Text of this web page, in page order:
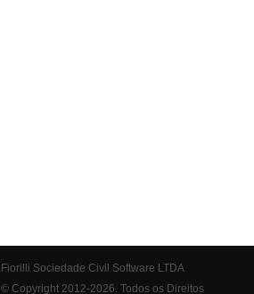
Fiorilli Sociedade Civil Software LTDA
© Copyright 2012-2026. Todos os Direitos